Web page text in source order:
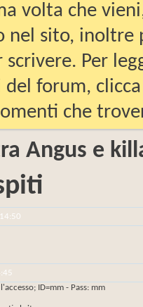
volta che
nel sito, inoltre
scrivere. Per
del forum,
che
Angus e
14:50
ID=mm - Pass: mm